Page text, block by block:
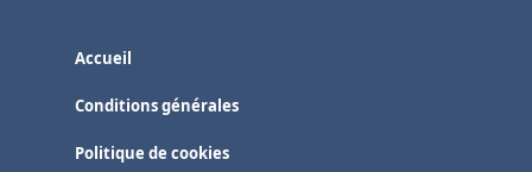
Accueil
Conditions générales
Politique de cookies